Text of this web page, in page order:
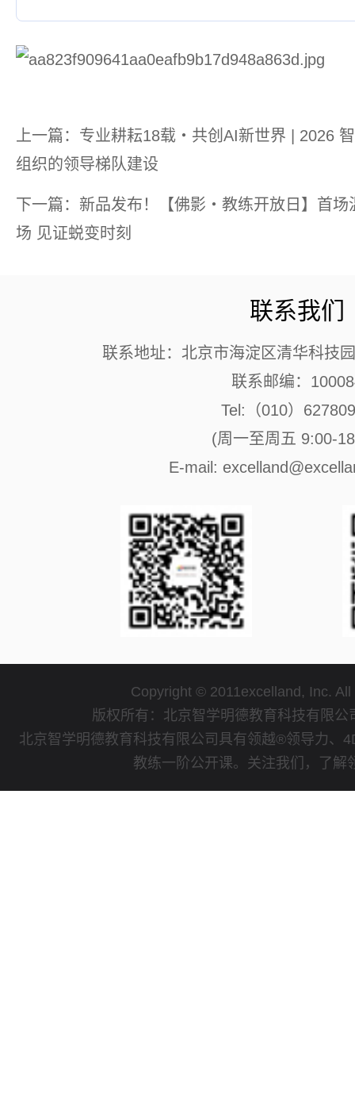
上一篇：专业耕耘18载・共创AI新世界 | 2026
组织的领导梯队建设
下一篇：新品发布！【佛影・教练开放日】首
场 见证蜕变时刻
联系我们
联系地址：北京市海淀区清华科技
联系邮编：
Tel:（010）
(周一至周五 9:00-
E-mail:
Copyright © 2011excelland, Inc.
版权所有：北京智学明德教育科技有限
北京智学明德教育科技有限公司具有领越®领导力、
教练一阶公开课。关注我们，了解